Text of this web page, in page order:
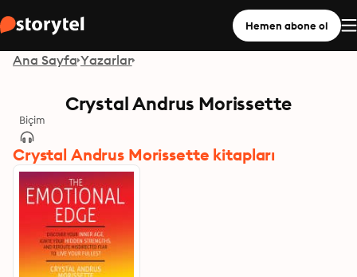
Hemen abone ol
Ana Sayfa Yazarlar
Crystal Andrus Morissette
Biçim
Crystal Andrus Morissette kitapları